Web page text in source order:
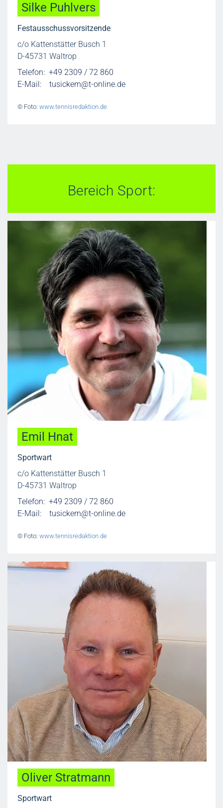
Silke Puhlvers
Festausschussvorsitzende
c/o Kattenstätter Busch 1
D-45731 Waltrop
Telefon: +49 2309 / 72 860
E-Mail: tusickern@t-online.de
© Foto: www.tennisredaktion.de
Bereich Sport:
Emil Hnat
Sportwart
c/o Kattenstätter Busch 1
D-45731 Waltrop
Telefon: +49 2309 / 72 860
E-Mail: tusickern@t-online.de
© Foto: www.tennisredaktion.de
Oliver Stratmann
Sportwart